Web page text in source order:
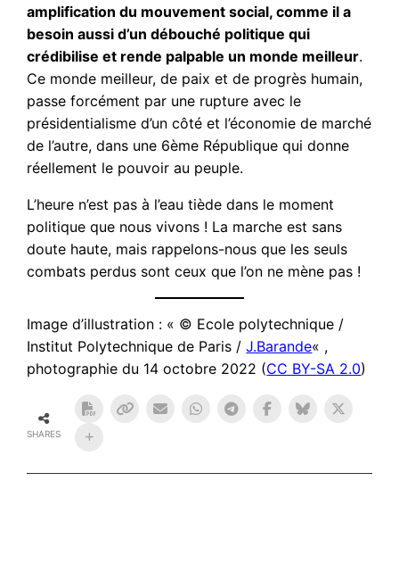
amplification du mouvement social, comme il a
besoin aussi d’un débouché politique qui
crédibilise et rende palpable un monde meilleur.
Ce monde meilleur, de paix et de progrès humain,
passe forcément par une rupture avec le
présidentialisme d’un côté et l’économie de marché
de l’autre, dans une 6ème République qui donne
réellement le pouvoir au peuple.
L’heure n’est pas à l’eau tiède dans le moment
politique que nous vivons ! La marche est sans
doute haute, mais rappelons-nous que les seuls
combats perdus sont ceux que l’on ne mène pas !
Image d’illustration : « © Ecole polytechnique /
Institut Polytechnique de Paris /J.Barande« ,
photographie du 14 octobre 2022 (CC BY-SA 2.0)
SHARES